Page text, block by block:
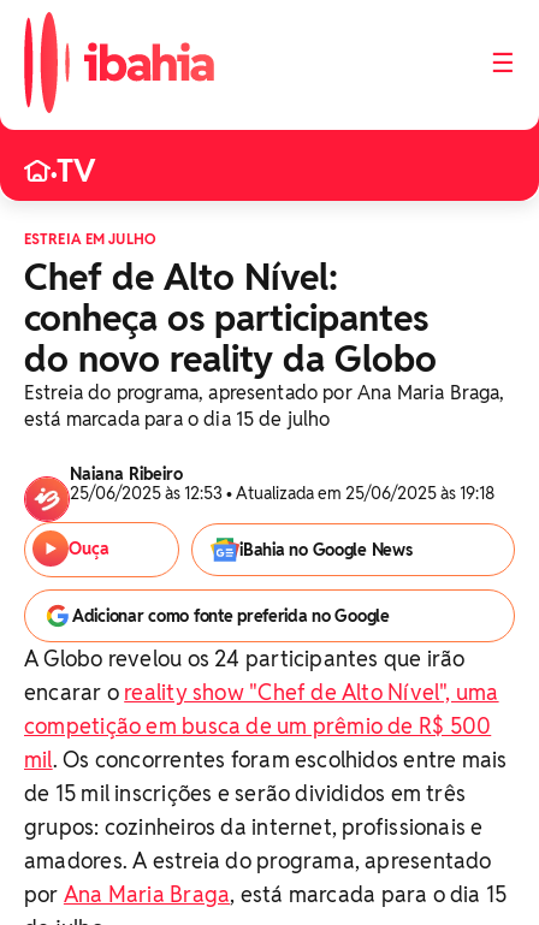
☰
•TV
ESTREIA EM JULHO
Chef de Alto Nível:
conheça os participantes
do novo reality da Globo
Estreia do programa, apresentado por Ana Maria Braga,
está marcada para o dia 15 de julho
Naiana Ribeiro
25/06/2025 às 12:53 • Atualizada em 25/06/2025 às 19:18
Ouça iBahia no Google News
Adicionar como fonte preferida no Google
A Globo revelou os 24 participantes que irão
encarar o reality show "Chef de Alto Nível", uma
competição em busca de um prêmio de R$ 500
mil. Os concorrentes foram escolhidos entre mais
de 15 mil inscrições e serão divididos em três
grupos: cozinheiros da internet, profissionais e
amadores. A estreia do programa, apresentado
por Ana Maria Braga, está marcada para o dia 15